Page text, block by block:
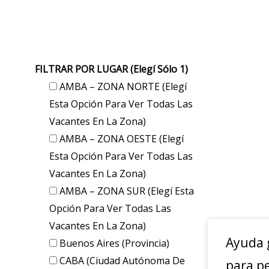
FILTRAR POR LUGAR (elegí Sólo 1)
AMBA – ZONA NORTE (elegí
Esta Opción Para Ver Todas Las
Vacantes En La Zona)
AMBA – ZONA OESTE (elegí
Esta Opción Para Ver Todas Las
Vacantes En La Zona)
AMBA – ZONA SUR (elegí Esta
Opción Para Ver Todas Las
Vacantes En La Zona)
Buenos Aires (provincia)
CABA (Ciudad Autónoma De
Ayuda
para